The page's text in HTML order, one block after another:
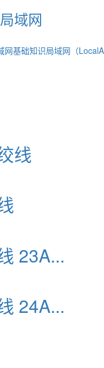
域网
基础知识局域网（
线
23A...
24A...